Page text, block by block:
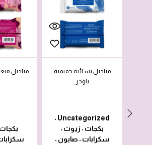
مناديل نسائية حميمية
باودر
Uncategorized
•
بكجات • زيوت •
سكرابات • صابون •
مناديل
بكجات